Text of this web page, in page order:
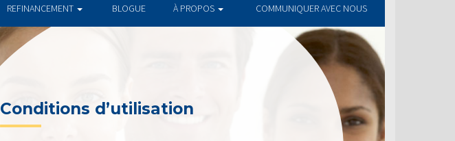
REFINANCEMENT BLOGUE À PROPOS COMMUNIQUER AVEC NOUS
Conditions d’utilisation